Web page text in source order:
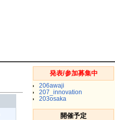
発表/参加募集中
206awaji
207_innovation
203osaka
開催予定